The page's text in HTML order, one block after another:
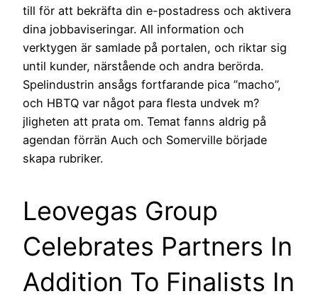
till för att bekräfta din e-postadress och aktivera
dina jobbaviseringar. All information och
verktygen är samlade på portalen, och riktar sig
until kunder, närstående och andra berörda.
Spelindustrin ansågs fortfarande pica ”macho”,
och HBTQ var något para flesta undvek m?
jligheten att prata om. Temat fanns aldrig på
agendan förrän Auch och Somerville började
skapa rubriker.
Leovegas Group
Celebrates Partners In
Addition To Finalists In